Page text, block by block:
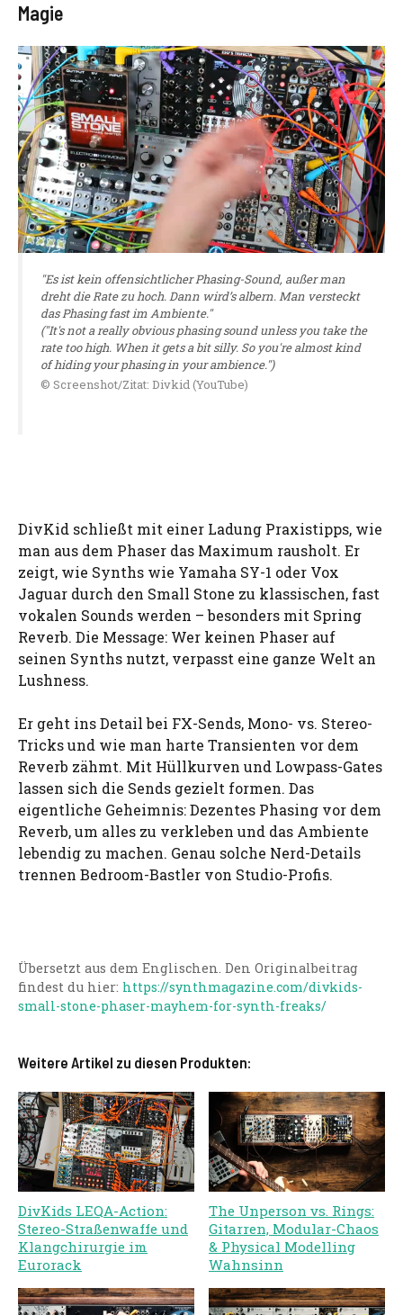
Magie
"Es ist kein offensichtlicher Phasing-Sound, außer man
dreht die Rate zu hoch. Dann wird’s albern. Man versteckt
das Phasing fast im Ambiente."
("It's not a really obvious phasing sound unless you take the
rate too high. When it gets a bit silly. So you're almost kind
of hiding your phasing in your ambience.")
© Screenshot/Zitat: Divkid (YouTube)
DivKid schließt mit einer Ladung Praxistipps, wie
man aus dem Phaser das Maximum rausholt. Er
zeigt, wie Synths wie Yamaha SY-1 oder Vox
Jaguar durch den Small Stone zu klassischen, fast
vokalen Sounds werden – besonders mit Spring
Reverb. Die Message: Wer keinen Phaser auf
seinen Synths nutzt, verpasst eine ganze Welt an
Lushness.
Er geht ins Detail bei FX-Sends, Mono- vs. Stereo-
Tricks und wie man harte Transienten vor dem
Reverb zähmt. Mit Hüllkurven und Lowpass-Gates
lassen sich die Sends gezielt formen. Das
eigentliche Geheimnis: Dezentes Phasing vor dem
Reverb, um alles zu verkleben und das Ambiente
lebendig zu machen. Genau solche Nerd-Details
trennen Bedroom-Bastler von Studio-Profis.
Übersetzt aus dem Englischen. Den Originalbeitrag
findest du hier: https://synthmagazine.com/divkids-
small-stone-phaser-mayhem-for-synth-freaks/
Weitere Artikel zu diesen Produkten:
DivKids LEQA-Action:
Stereo-Straßenwaffe und
Klangchirurgie im
Eurorack
The Unperson vs. Rings:
Gitarren, Modular-Chaos
& Physical Modelling
Wahnsinn